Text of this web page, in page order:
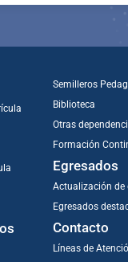
Semilleros
Biblioteca
Otras
Formación
Egresados
Actualización de
Egresados
Contacto
Líneas de